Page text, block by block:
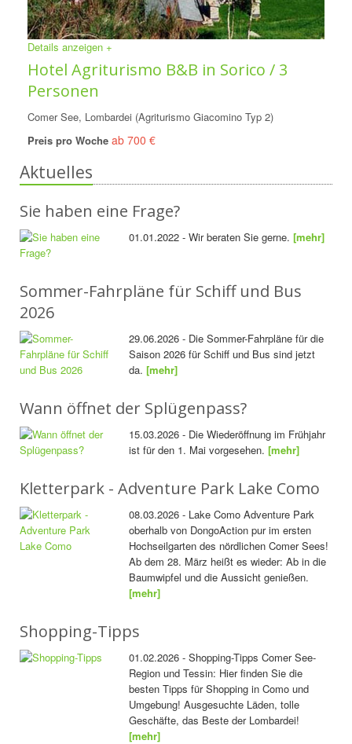
Details anzeigen +
Hotel Agriturismo B&B in Sorico / 3
Personen
Comer See, Lombardei (Agriturismo Giacomino Typ 2)
Preis pro Woche ab 700 €
Aktuelles
Sie haben eine Frage?
01.01.2022 - Wir beraten Sie gerne.[mehr]
Sommer-Fahrpläne für Schiff und Bus
2026
29.06.2026 - Die Sommer-Fahrpläne für die
Saison 2026 für Schiff und Bus sind jetzt
da.[mehr]
Wann öffnet der Splügenpass?
15.03.2026 - Die Wiederöffnung im Frühjahr
ist für den 1. Mai vorgesehen.[mehr]
Kletterpark - Adventure Park Lake Como
08.03.2026 - Lake Como Adventure Park
oberhalb von DongoAction pur im ersten
Hochseilgarten des nördlichen Comer Sees!
Ab dem 28. März heißt es wieder: Ab in die
Baumwipfel und die Aussicht genießen.
[mehr]
Shopping-Tipps
01.02.2026 - Shopping-Tipps Comer See-
Region und Tessin: Hier finden Sie die
besten Tipps für Shopping in Como und
Umgebung! Ausgesuchte Läden, tolle
Geschäfte, das Beste der Lombardei!
[mehr]